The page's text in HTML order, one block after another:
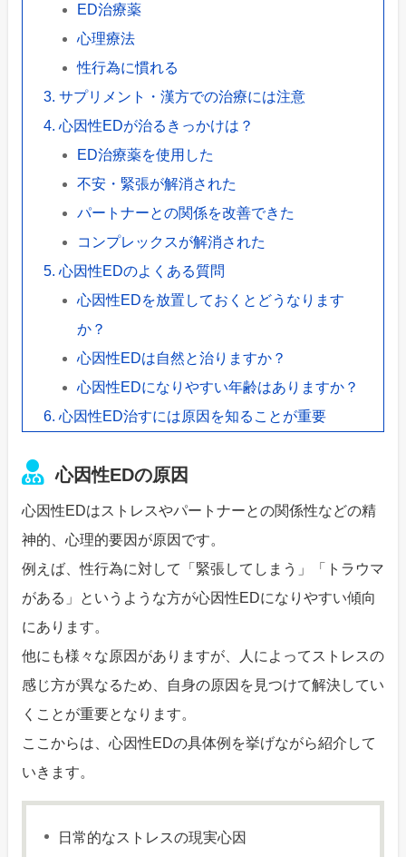
ED治療薬
心理療法
性行為に慣れる
サプリメント・漢方での治療には注意
心因性EDが治るきっかけは？
ED治療薬を使用した
不安・緊張が解消された
パートナーとの関係を改善できた
コンプレックスが解消された
心因性EDのよくある質問
心因性EDを放置しておくとどうなります
か？
心因性EDは自然と治りますか？
心因性EDになりやすい年齢はありますか？
心因性ED治すには原因を知ることが重要
心因性EDの原因
心因性EDはストレスやパートナーとの関係性などの精
神的、心理的要因が原因です。
例えば、性行為に対して「緊張してしまう」「トラウマ
がある」というような方が心因性EDになりやすい傾向
にあります。
他にも様々な原因がありますが、人によってストレスの
感じ方が異なるため、自身の原因を見つけて解決してい
くことが重要となります。
ここからは、心因性EDの具体例を挙げながら紹介して
いきます。
日常的なストレスの現実心因